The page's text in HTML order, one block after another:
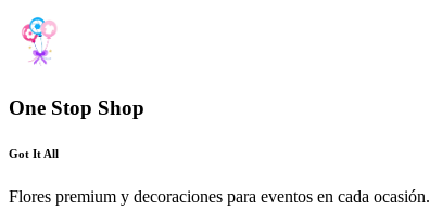
One Stop Shop
Got It All
Flores premium y decoraciones para eventos en cada ocasión.